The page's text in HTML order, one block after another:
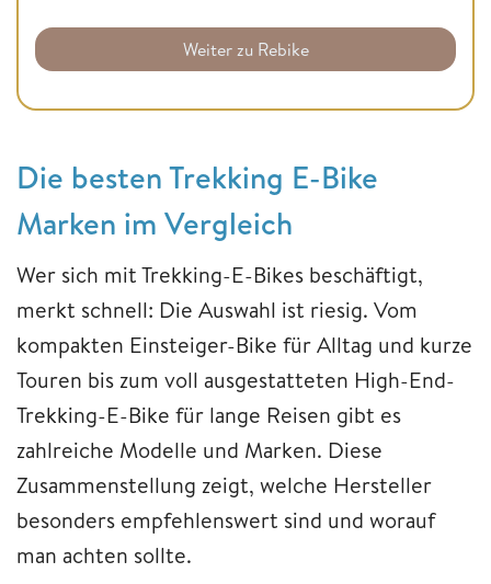
Weiter zu Rebike
Die besten Trekking E-Bike
Marken im Vergleich
Wer sich mit Trekking-E-Bikes beschäftigt,
merkt schnell: Die Auswahl ist riesig. Vom
kompakten Einsteiger-Bike für Alltag und kurze
Touren bis zum voll ausgestatteten High-End-
Trekking-E-Bike für lange Reisen gibt es
zahlreiche Modelle und Marken. Diese
Zusammenstellung zeigt, welche Hersteller
besonders empfehlenswert sind und worauf
man achten sollte.